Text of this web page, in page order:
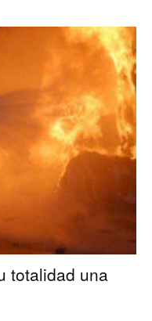
totalidad una